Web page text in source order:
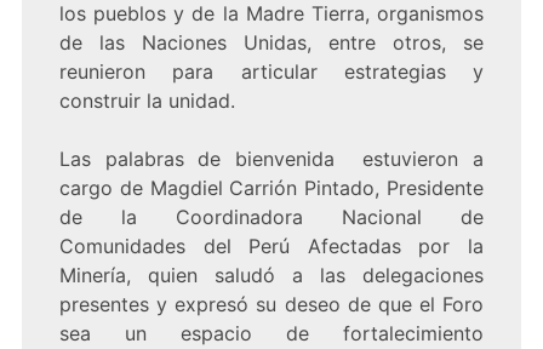
los pueblos y de la Madre Tierra, organismos
de las Naciones Unidas, entre otros, se
reunieron para articular estrategias y
construir la unidad.
Las palabras de bienvenida estuvieron a
cargo de Magdiel Carrión Pintado, Presidente
de la Coordinadora Nacional de
Comunidades del Perú Afectadas por la
Minería, quien saludó a las delegaciones
presentes y expresó su deseo de que el Foro
sea un espacio de fortalecimiento